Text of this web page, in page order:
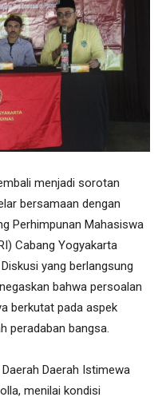
menjadi sorotan
bersamaan dengan
Perhimpunan Mahasiswa
Cabang Yogyakarta
yang berlangsung
bahwa persoalan
berkutat pada aspek
peradaban bangsa.
Daerah Istimewa
menilai kondisi